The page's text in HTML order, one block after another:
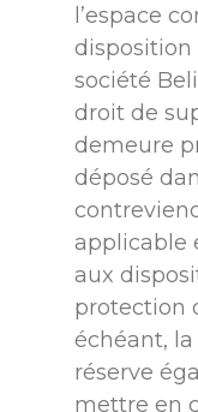
l’espace
disposition
société
droit de
demeure
déposé
applicable
aux
protection
échéant,
réserve
mettre en